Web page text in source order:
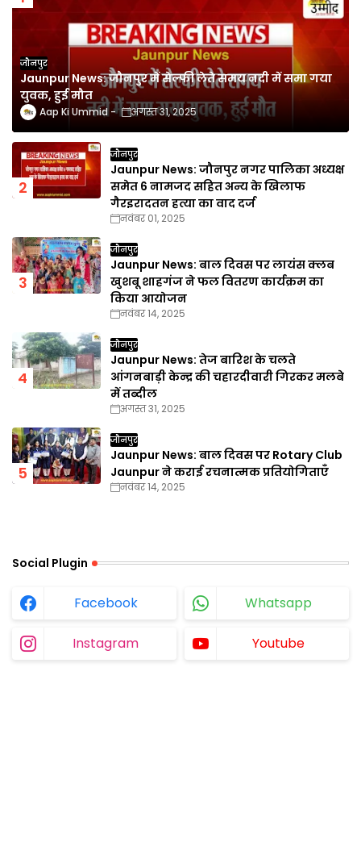
जौनपुर
Jaunpur News: जौनपुर में सेल्फी लेते समय नदी में समा गया
युवक, हुई मौत
Aap Ki Ummid अगस्त 31, 2025
जौनपुर
Jaunpur News: जौनपुर नगर पालिका अध्यक्ष
समेत 6 नामजद सहित अन्य के खिलाफ
गैरइरादतन हत्या का वाद दर्ज
नवंबर 01, 2025
जौनपुर
Jaunpur News: बाल दिवस पर लायंस क्लब
खुशबू शाहगंज ने फल वितरण कार्यक्रम का
किया आयोजन
नवंबर 14, 2025
जौनपुर
Jaunpur News: तेज बारिश के चलते
आंगनबाड़ी केन्द्र की चहारदीवारी गिरकर मलबे
में तब्दील
अगस्त 31, 2025
जौनपुर
Jaunpur News: बाल दिवस पर Rotary Club
Jaunpur ने कराई रचनात्मक प्रतियोगिताएँ
नवंबर 14, 2025
Social Plugin
Facebook Whatsapp
Instagram Youtube